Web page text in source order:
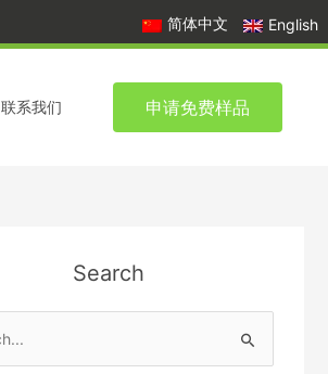
简体中文 English
联系我们 申请免费样品
Search